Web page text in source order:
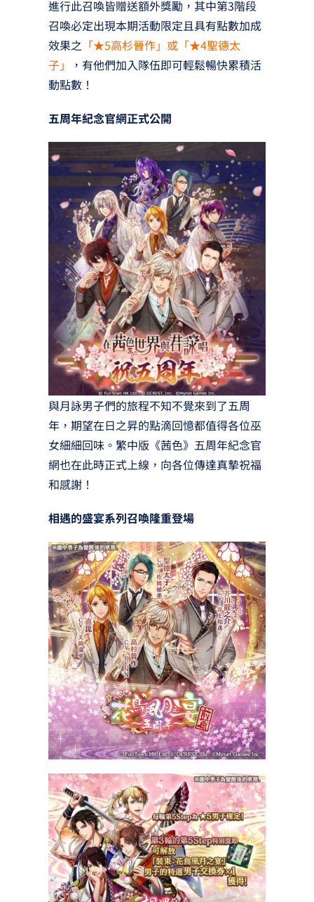
進行此召喚皆贈送額外獎勵，其中第3階段
召喚必定出現本期活動限定且具有點數加成
效果之 「★5高杉晉作」或「★4聖德太
子」
，有他們加入隊伍即可輕鬆暢快累積活
動點數！
五周年紀念官網正式公開
與月詠男子們的旅程不知不覺來到了五周
年，期望在日之昇的點滴回憶都值得各位巫
女細細回味。繁中版《茜色》五周年紀念官
網也在此時正式上線，向各位傳達真摯祝福
和感謝！
相遇的盛宴系列召喚隆重登場